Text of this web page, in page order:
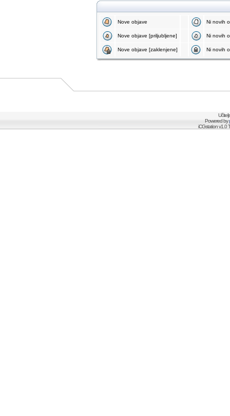
Nove objave Ni novih
Nove objave [priljubljene] Ni novih
Nove objave [zaklenjene] Ni novih
Powered by
iCGstation v1.0